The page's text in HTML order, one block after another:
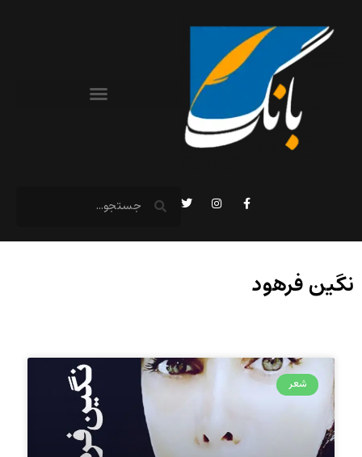
نگین فرهود
شعر